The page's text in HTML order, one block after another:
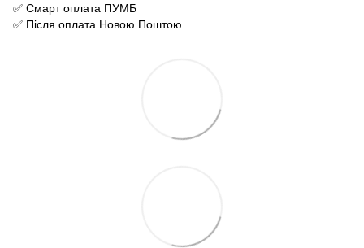
✅ Смарт оплата ПУМБ
✅ Після оплата Новою Поштою